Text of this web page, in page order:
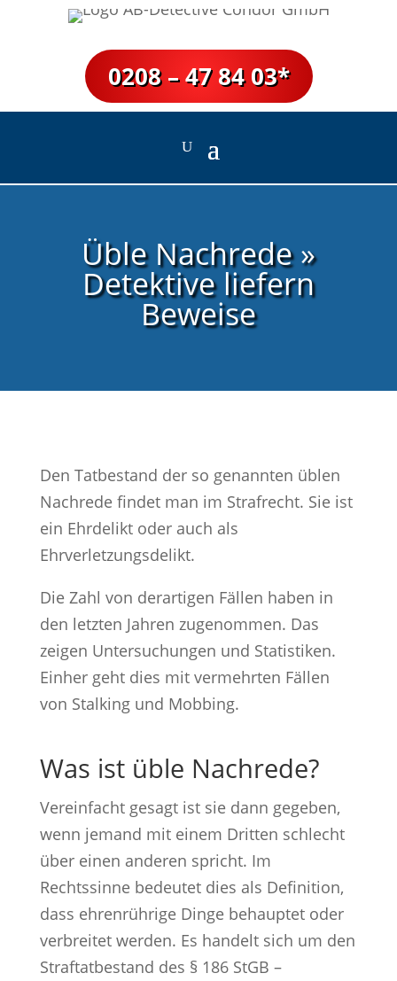
0208 – 47 84 03*
Üble Nachrede »
Detektive liefern
Beweise
Den Tatbestand der so genannten üblen
Nachrede findet man im Strafrecht. Sie ist
ein Ehrdelikt oder auch als
Ehrverletzungsdelikt.
Die Zahl von derartigen Fällen haben in
den letzten Jahren zugenommen. Das
zeigen Untersuchungen und Statistiken.
Einher geht dies mit vermehrten Fällen
von Stalking und Mobbing.
Was ist üble Nachrede?
Vereinfacht gesagt ist sie dann gegeben,
wenn jemand mit einem Dritten schlecht
über einen anderen spricht. Im
Rechtssinne bedeutet dies als Definition,
dass ehrenrührige Dinge behauptet oder
verbreitet werden. Es handelt sich um den
Straftatbestand des § 186 StGB –